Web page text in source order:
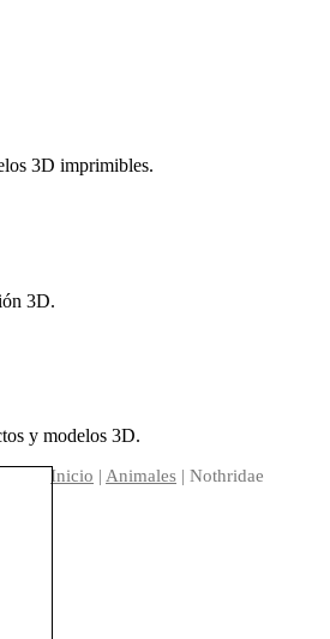
3D imprimibles.
3D.
y modelos 3D.
Inicio | Animales | Nothridae